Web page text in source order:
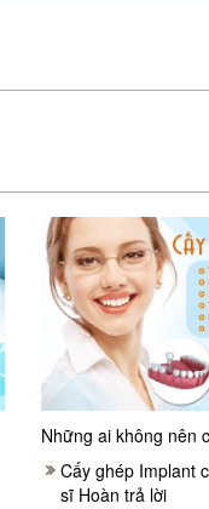
Những ai không nên
Cấy ghép Implant
sĩ Hoàn trả lời